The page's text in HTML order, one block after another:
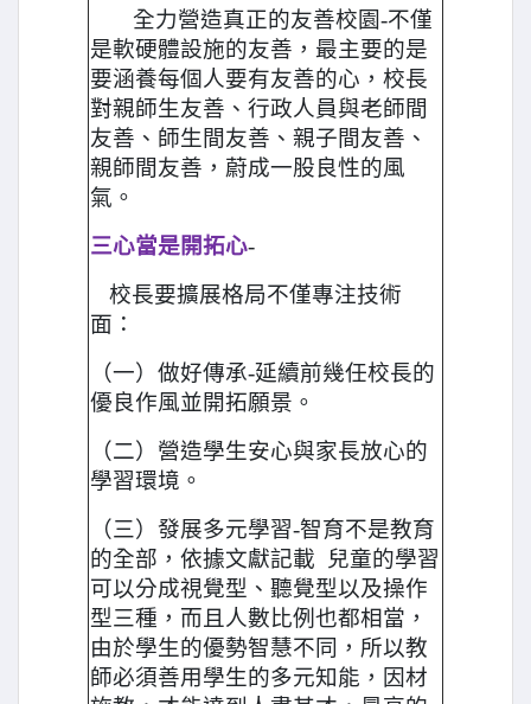
全力營造真正的友善校園-不僅
是軟硬體設施的友善，最主要的是
要涵養每個人要有友善的心，校長
對親師生友善、行政人員與老師間
友善、師生間友善、親子間友善、
親師間友善，蔚成一股良性的風
氣。
三心當是開拓心-
校長要擴展格局不僅專注技術
面：
（一）做好傳承-延續前幾任校長的
優良作風並開拓願景。
（二）營造學生安心與家長放心的
學習環境。
（三）發展多元學習-智育不是教育
的全部，依據文獻記載 兒童的學習
可以分成視覺型、聽覺型以及操作
型三種，而且人數比例也都相當，
由於學生的優勢智慧不同，所以教
師必須善用學生的多元知能，因材